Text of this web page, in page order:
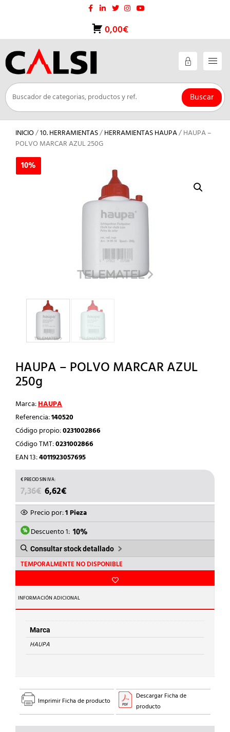
0,00€
Buscar
INICIO/10. HERRAMIENTAS/HERRAMIENTAS HAUPA/ HAUPA –
POLVO MARCAR AZUL 250G
10%
HAUPA – POLVO MARCAR AZUL
250g
Marca:HAUPA
Referencia:140520
Código propio:0231002866
Código TMT:0231002866
EAN 13:4011923057695
7,36€ EL
PRECIO
ORIGINAL
ERA:
7,36€.
6,62€
PRECIO
ACTUAL
ES:
6,62€.
Precio por:1 Pieza
Descuento 1: 10%
Consultar stock detallado
TEMPORALMENTE NO DISPONIBLE
INFORMACIÓN ADICIONAL
Marca
HAUPA
10%
Imprimir Ficha de producto
Descargar Ficha de
producto